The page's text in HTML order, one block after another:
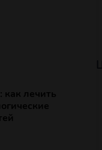
как лечить